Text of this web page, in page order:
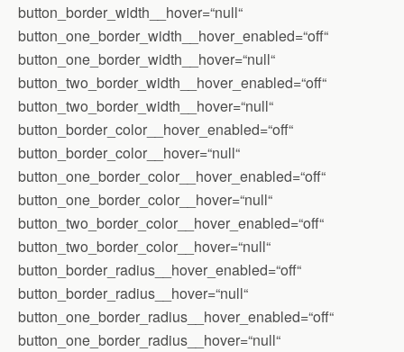
button_border_width__hover=“null“
button_one_border_width__hover_enabled=“off“
button_one_border_width__hover=“null“
button_two_border_width__hover_enabled=“off“
button_two_border_width__hover=“null“
button_border_color__hover_enabled=“off“
button_border_color__hover=“null“
button_one_border_color__hover_enabled=“off“
button_one_border_color__hover=“null“
button_two_border_color__hover_enabled=“off“
button_two_border_color__hover=“null“
button_border_radius__hover_enabled=“off“
button_border_radius__hover=“null“
button_one_border_radius__hover_enabled=“off“
button_one_border_radius__hover=“null“